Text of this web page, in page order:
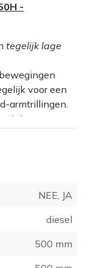
-
tegelijk lage
voor een
armtrillingen.
het werk
biedt
kan worden
NEE, JA
diesel
500 mm